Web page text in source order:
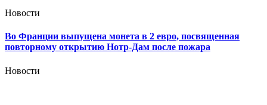
Новости
Во Франции выпущена монета в 2 евро, посвященная
повторному открытию Нотр-Дам после пожара
Новости